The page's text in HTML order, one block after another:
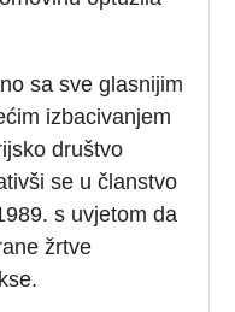
sa sve glasnijim
izbacivanjem
društvo
se u članstvo
s uvjetom da
žrtve